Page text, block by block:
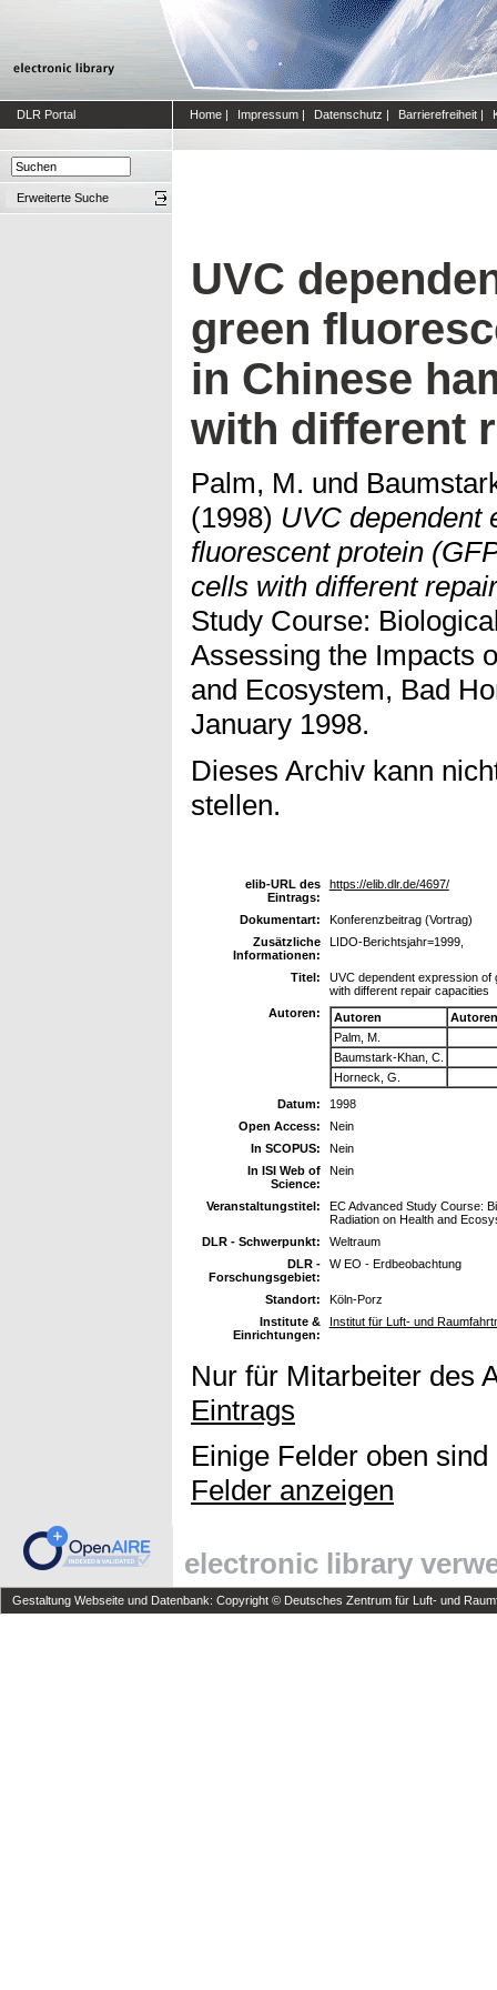
DLR Portal Home | Impressum | Datenschutz | Barrierefreiheit |
Erweiterte Suche
UVC
green
in Chinese
with different
Palm, M. und
(1998) UVC dependent
fluorescent protein
cells with different
Study Course:
Assessing the Impacts
and Ecosystem, Bad
January 1998.
Dieses Archiv kann
stellen.
elib-URL des
Eintrags:
https://elib.dlr.de/4697/
Dokumentart:
Konferenzbeitrag (Vortrag)
Zusätzliche
Informationen:
LIDO-Berichtsjahr=1999,
Titel:
UVC dependent expression
with different repair capacities
Autoren:
Autoren
Palm, M.
Baumstark-Khan, C.
Horneck, G.
Datum:
1998
Open Access:
Nein
In SCOPUS:
Nein
In ISI Web of
Science:
Nein
Veranstaltungstitel:
EC Advanced Study Course:
Radiation on Health and
DLR - Schwerpunkt:
Weltraum
DLR -
Forschungsgebiet:
W EO - Erdbeobachtung
Standort:
Köln-Porz
Institute &
Einrichtungen:
Institut für Luft- und
Nur für Mitarbeiter des
Eintrags
Einige Felder oben
Felder anzeigen
electronic library
Gestaltung Webseite und Datenbank: Copyright © Deutsches Zentrum für Luft- und